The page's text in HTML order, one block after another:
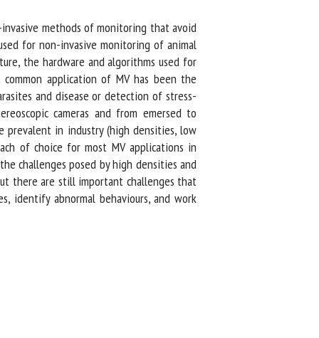
methods of monitoring that avoid
for non-invasive monitoring of animal
the hardware and algorithms used for
application of MV has been the
and disease or detection of stress-
cameras and from emersed to
in industry (high densities, low
of choice for most MV applications in
challenges posed by high densities and
there are still important challenges that
identify abnormal behaviours, and work